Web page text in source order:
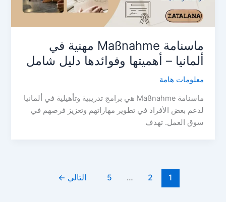
ماسنامة Maßnahme مهنية في
ألمانيا – أهميتها وفوائدها دليل شامل
معلومات هامة
ماسنامة Maßnahme هي برامج تدريبية وتأهيلية في ألمانيا
لدعم بعض الأفراد في تطوير مهاراتهم وتعزيز فرصهم في
سوق العمل. تهدف
1
2
…
5 التالي ←